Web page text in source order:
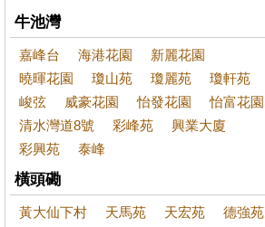
牛池灣
嘉峰台 海港花園
新麗花園
曉暉花園
瓊山苑 瓊麗苑
瓊軒苑
峻弦
威豪花園 怡發花園
怡富花園
清水灣道8號
彩峰苑
興業大廈
彩興苑
泰峰
橫頭磡
黃大仙下村 天馬苑 天宏苑
德強苑